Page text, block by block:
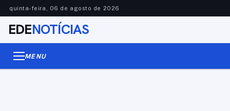
quinta-feira, 06 de agosto de 2026
EDENOTÍCIAS
MENU